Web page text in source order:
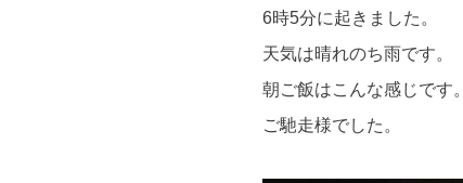
6時5分に起きました。
天気は晴れのち雨です。
朝ご飯はこんな感じです。
ご馳走様でした。